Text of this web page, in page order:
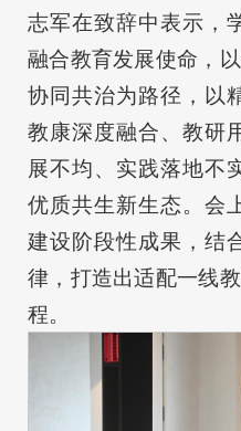
志军在致辞中表示，
融合教育发展使命，
协同共治为路径，以
教康深度融合、教研
展不均、实践落地不
优质共生新生态。会
建设阶段性成果，结
律，打造出适配一线
程。